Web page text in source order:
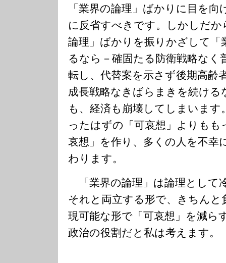
「業界の論理」ばかりに目を
に反省すべきです。しかしだ
論理」ばかりを振りかざして「
るなら－確固たる防衛戦略なく
転し、代替案を示さず後期高齢
成長戦略なきばらまきを続ける
も、経済も崩壊してしまいます
ったはずの「可哀想」よりも
哀想」を作り、多くの人を不幸
わります。
「業界の論理」は論理として
それと両立する形で、きちんと
現可能な形で「可哀想」を減ら
政治の役割だと私は考えます。